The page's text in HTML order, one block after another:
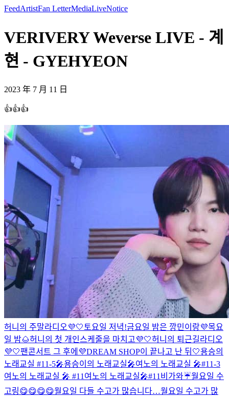
FeedArtistFan LetterMediaLiveNotice
VERIVERY Weverse LIVE - 계
현 - GYEHYEON
2023 年 7 月 11 日
👍👍👍
허니의 주말라디오💜🤍 토요일 저녁!금요일 밤은 깡민이랑💜목요
일 밤🌰허니의 첫 개인스케줄을 마치고💜🤍허니의 퇴근길라디오
💜🤍팬콘서트 그 후에 💜DREAM SHOP이 끝나고 난 뒤🤍용승의
노래교실 #11-5🎤용승이의 노래교실🎤여노의 노래교실 🎤#11-3
여노의 노래교실 🎤 #11 여노의 노래교실🎤#11 비가와☔️월요일 수
고링😋😋😋😋월요일 다들 수고가 많습니다…월요일 수고가 많